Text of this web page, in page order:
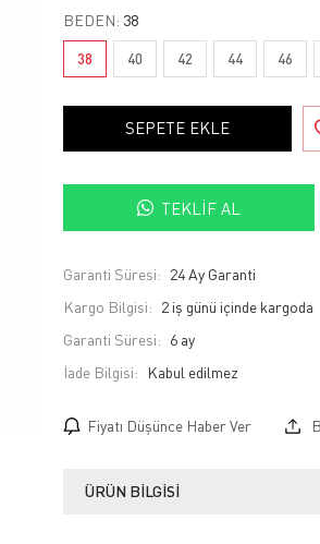
BEDEN: 38
38 40 42 44 46
SEPETE EKLE
TEKLIF AL
Garanti Süresi: 24 Ay Garanti
Kargo Bilgisi: 2 iş günü içinde kargoda
Garanti Süresi: 6 ay
İade Bilgisi:
Fiyatı Düşünce Haber Ver
ÜRÜN BILGISI